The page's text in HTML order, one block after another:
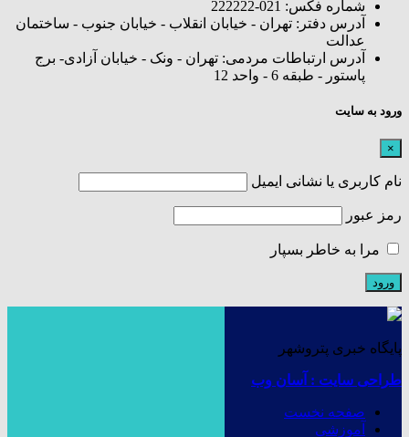
شماره فکس: 021-222222
آدرس دفتر: تهران - خیابان انقلاب - خیابان جنوب - ساختمان
عدالت
آدرس ارتباطات مردمی: تهران - ونک - خیابان آزادی- برج
پاستور - طبقه 6 - واحد 12
ورود به سایت
×
نام کاربری یا نشانی ایمیل
رمز عبور
مرا به خاطر بسپار
پایگاه خبری پتروشهر
طراحی سایت : آسان وب
صفحه نخست
آموزشی